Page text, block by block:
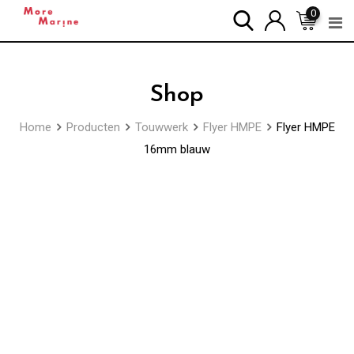
0
Shop
Home Producten Touwwerk Flyer HMPE
Flyer HMPE
16mm blauw